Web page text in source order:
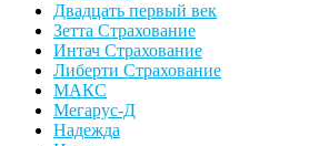
Двадцать первый век
Зетта Страхование
Интач Страхование
Либерти Страхование
МАКС
Мегарус-Д
Надежда